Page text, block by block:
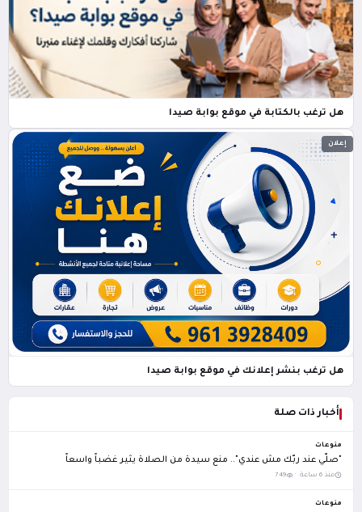
هل ترغب بالكتابة في موقع بوابة صيدا
إعلان
هل ترغب بنشر إعلانك في موقع بوابة صيدا
أخبار ذات صلة
منوعات
"صلّي عند ربّك مش عندي".. منع سيدة من الصلاة يثير غضباً واسعاً
منذ 6 ساعة · 749
منوعات